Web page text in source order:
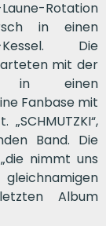
Rotation
in einen
Kessel. Die
mit der
in einen
Fanbase mit
Band. Die
nimmt uns
Album